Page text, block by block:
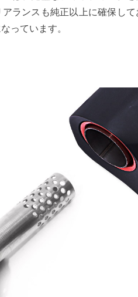
ランスも純正以上に確保し
っています。